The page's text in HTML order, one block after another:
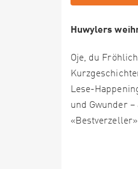
Huwylers
Oje, du
Lese-
und Gwunder